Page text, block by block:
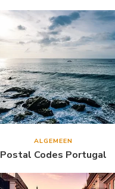
ALGEMEEN
Postal Codes Portugal